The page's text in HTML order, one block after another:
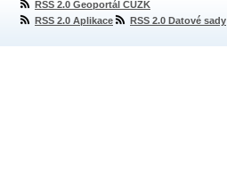
RSS 2.0 Geoportál ČÚZK
RSS 2.0 Aplikace
RSS 2.0 Datové sady